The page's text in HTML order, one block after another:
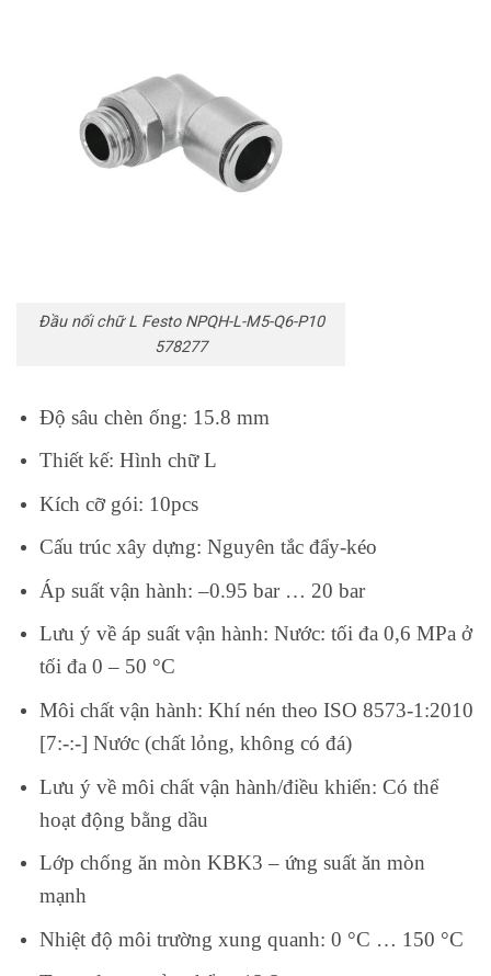
Đầu nối chữ L Festo NPQH-L-M5-Q6-P10
578277
Độ sâu chèn ống: 15.8 mm
Thiết kế: Hình chữ L
Kích cỡ gói: 10pcs
Cấu trúc xây dựng: Nguyên tắc đẩy-kéo
Áp suất vận hành: –0.95 bar … 20 bar
Lưu ý về áp suất vận hành: Nước: tối đa 0,6 MPa ở
tối đa 0 – 50 °C
Môi chất vận hành: Khí nén theo ISO 8573-1:2010
[7:-:-] Nước (chất lỏng, không có đá)
Lưu ý về môi chất vận hành/điều khiển: Có thể
hoạt động bằng dầu
Lớp chống ăn mòn KBK3 – ứng suất ăn mòn
mạnh
Nhiệt độ môi trường xung quanh: 0 °C … 150 °C